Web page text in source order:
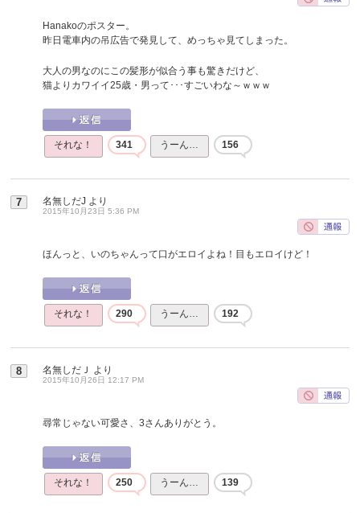
Hanakoのポスター。
昨日電車内の吊広告で発見して、めっちゃ見てしまった。
大人の男なのにこの髪形が似合う事も驚きだけど、
猫よりカワイイ25歳・男って･･･すごいわな～ｗｗｗ
それな！ 341 うーん… 156
7 名無しだJ より
2015年10月23日 5:36 PM
ほんっと、いのちゃんって口がエロイよね！目もエロイけど！
それな！ 290 うーん… 192
8 名無しだＪ より
2015年10月26日 12:17 PM
尋常じゃない可愛さ、3さんありがとう。
それな！ 250 うーん… 139